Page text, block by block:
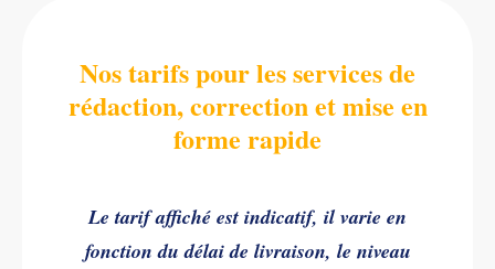
Nos tarifs pour les services de
rédaction, correction et mise en
forme rapide
Le tarif affiché est indicatif, il varie en
fonction du délai de livraison, le niveau